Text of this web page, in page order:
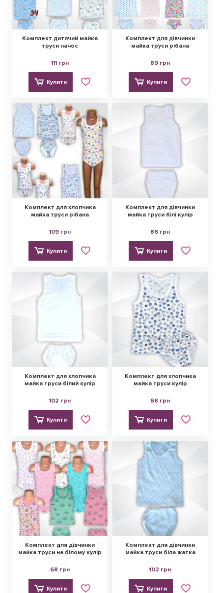
Комплект дитячий майка
труси начос
111 грн
Купити
Комплект для дівчинки
майка труси рібана
89 грн
Купити
Комплект для хлопчика
майка труси рібана
109 грн
Купити
Комплект для дівчинки
майка труси білі кулір
86 грн
Купити
Комплект для хлопчика
майка труси білий кулір
102 грн
Купити
Комплект для хлопчика
майка труси кулір
68 грн
Купити
Комплект для дівчинки
майка труси на білому кулір
68 грн
Купити
Комплект для дівчинки
майка труси біла жатка
102 грн
Купити